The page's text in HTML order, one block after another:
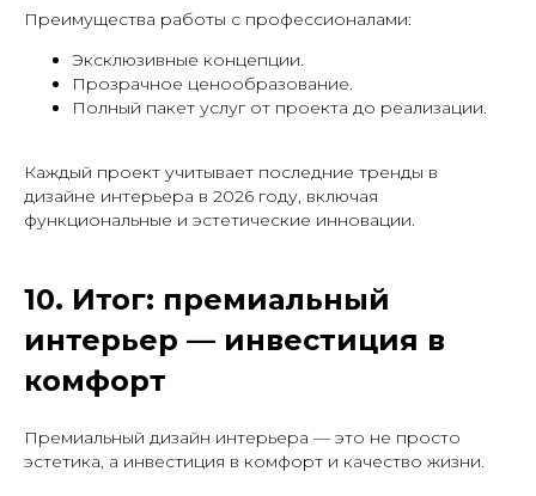
Преимущества работы с профессионалами:
Эксклюзивные концепции.
Прозрачное ценообразование.
Полный пакет услуг от проекта до реализации.
Каждый проект учитывает последние тренды в
дизайне интерьера в 2026 году, включая
функциональные и эстетические инновации.
10. Итог: премиальный
интерьер — инвестиция в
комфорт
Премиальный дизайн интерьера — это не просто
эстетика, а инвестиция в комфорт и качество жизни.